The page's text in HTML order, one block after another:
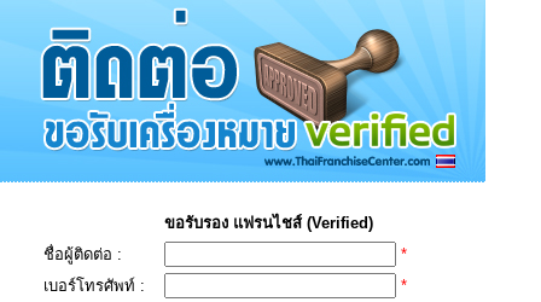
ขอรับรอง แฟรนไชส์ (Verified)
ชื่อผู้ติดต่อ :
*
เบอร์โทรศัพท์ :
*